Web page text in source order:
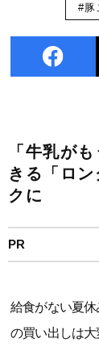
#豚
「牛乳が
きる「ロ
クに
PR
給食がない夏
の買い出しは